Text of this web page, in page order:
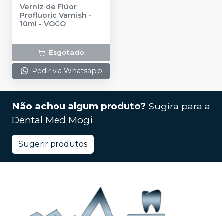
Verniz de Flúor
Profluorid Varnish -
10ml - VOCO
Esgotado
Pedir via Whatsapp
Não achou algum produto? Sugira para a
Dental Med Mogi
Sugerir produtos